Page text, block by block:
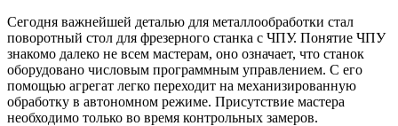
Сегодня важнейшей деталью для металлообработки стал
поворотный стол для фрезерного станка с ЧПУ. Понятие ЧПУ
знакомо далеко не всем мастерам, оно означает, что станок
оборудовано числовым программным управлением. С его
помощью агрегат легко переходит на механизированную
обработку в автономном режиме. Присутствие мастера
необходимо только во время контрольных замеров.